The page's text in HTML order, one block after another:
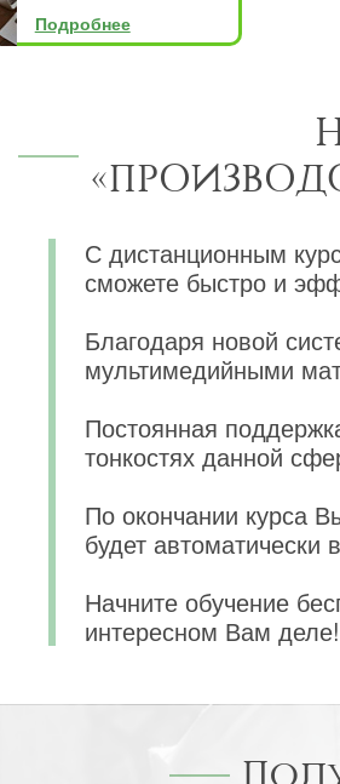
Подробнее
С дистанционным
сможете быстро и
Благодаря новой
мультимедийными
Постоянная
тонкостях данной
По окончании курса
будет
Начните обучение
интересном Вам деле!